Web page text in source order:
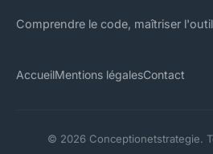
Comprendre le code, maîtriser
AccueilMentions légalesContact
© 2026 Conceptionetstrategie.